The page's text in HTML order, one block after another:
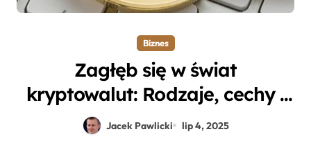
Biznes
Zagłęb się w świat
kryptowalut: Rodzaje, cechy i
najpopularniejsze monety,
Jacek Pawlicki lip 4, 2025